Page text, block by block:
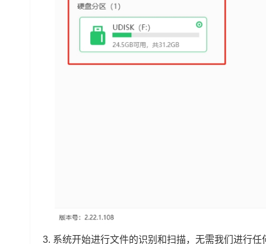
3. 系统开始进行文件的识别和扫描，无需我们进行